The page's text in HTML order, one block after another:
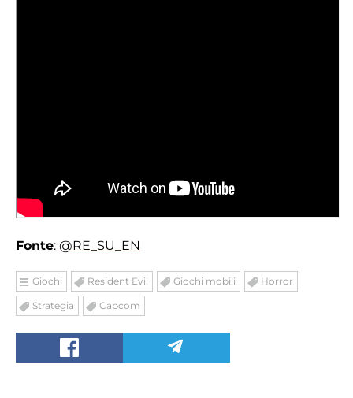
Fonte: @RE_SU_EN
Giochi Resident Evil Giochi mobili Horror
Strategia Capcom